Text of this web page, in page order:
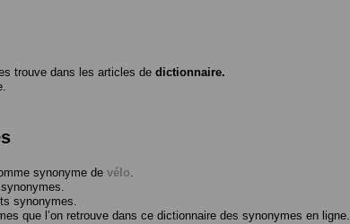
trouve dans les articles de dictionnaire.
synonyme de vélo.
synonymes.
que l’on retrouve dans ce dictionnaire des synonymes en ligne.